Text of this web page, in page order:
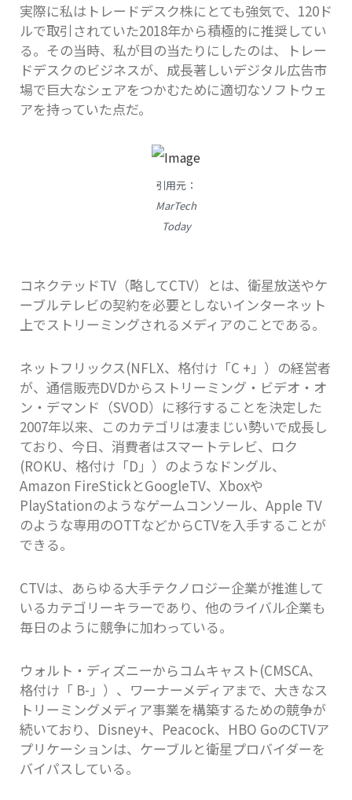
実際に私はトレードデスク株にとても強気で、120ド
ルで取引されていた2018年から積極的に推奨してい
る。その当時、私が目の当たりにしたのは、トレー
ドデスクのビジネスが、成長著しいデジタル広告市
場で巨大なシェアをつかむために適切なソフトウェ
アを持っていた点だ。
引用元：
MarTech
Today
コネクテッドTV（略してCTV）とは、衛星放送やケ
ーブルテレビの契約を必要としないインターネット
上でストリーミングされるメディアのことである。
ネットフリックス(NFLX、格付け「C +」）の経営者
が、通信販売DVDからストリーミング・ビデオ・オ
ン・デマンド（SVOD）に移行することを決定した
2007年以来、このカテゴリは凄まじい勢いで成長し
ており、今日、消費者はスマートテレビ、ロク
(ROKU、格付け「D」）のようなドングル、
Amazon FireStickとGoogleTV、Xboxや
PlayStationのようなゲームコンソール、Apple TV
のような専用のOTTなどからCTVを入手することが
できる。
CTVは、あらゆる大手テクノロジー企業が推進して
いるカテゴリーキラーであり、他のライバル企業も
毎日のように競争に加わっている。
ウォルト・ディズニーからコムキャスト(CMSCA、
格付け「 B-」）、ワーナーメディアまで、大きなス
トリーミングメディア事業を構築するための競争が
続いており、Disney+、Peacock、HBO GoのCTVア
プリケーションは、ケーブルと衛星プロバイダーを
バイパスしている。